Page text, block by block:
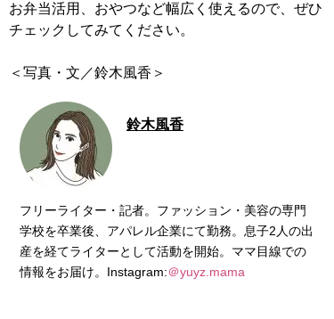
お弁当活用、おやつなど幅広く使えるので、ぜひ
チェックしてみてください。
＜写真・文／鈴木風香＞
鈴木風香
フリーライター・記者。ファッション・美容の専門
学校を卒業後、アパレル企業にて勤務。息子2人の出
産を経てライターとして活動を開始。ママ目線での
情報をお届け。Instagram:＠yuyz.mama